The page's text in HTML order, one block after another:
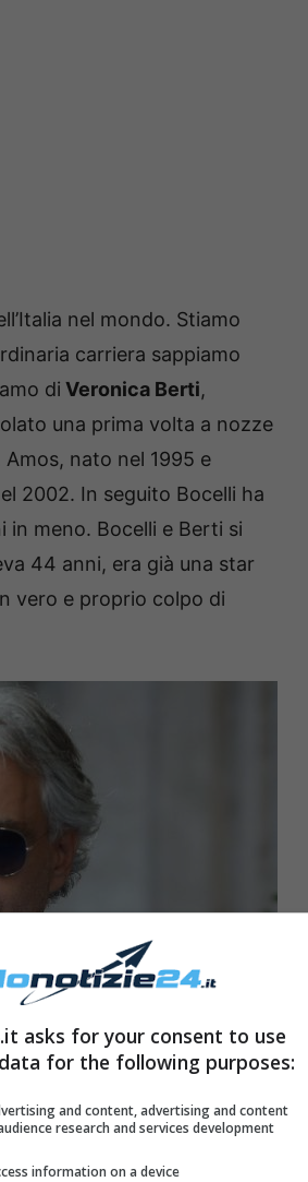
nel mondo. Stiamo
carriera sappiamo
di Veronica Berti,
una prima volta a nozze
nato nel 1995 e
2002. In seguito Bocelli ha
in meno. Bocelli e Berti si
44 anni, era già una star
vero e proprio colpo di
asks for your consent to use
for the following purposes:
and content, advertising and content
research and services development
information on a device